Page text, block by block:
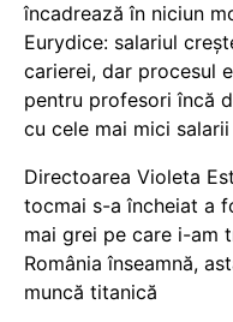
încadrează în niciun
Eurydice: salariul
carierei, dar procesul
pentru profesori încă
cu cele mai mici salarii
Directoarea Violeta
tocmai s-a încheiat a
mai grei pe care i-am
România înseamnă,
muncă titanică